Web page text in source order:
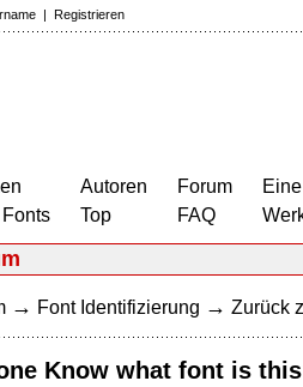
| Registrieren
Autoren
Top
Forum
FAQ
→ Font Identifizierung → Zurück
Know what font is